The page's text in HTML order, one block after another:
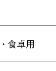
食卓用